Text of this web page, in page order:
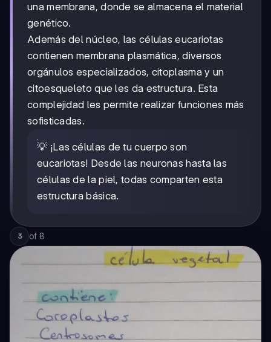
una membrana, donde se almacena el material
genético.
Además del núcleo, las células eucariotas
contienen membrana plasmática, diversos
orgánulos especializados, citoplasma y un
citoesqueleto que les da estructura. Esta
complejidad les permite realizar funciones más
sofisticadas.
💡 ¡Las células de tu cuerpo son
eucariotas! Desde las neuronas hasta las
células de la piel, todas comparten esta
estructura básica.
3 of 8